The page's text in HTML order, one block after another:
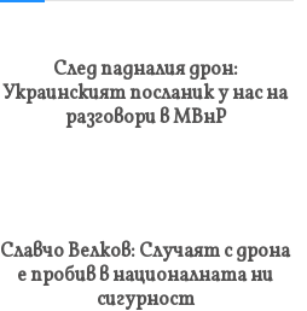
След падналия дрон:
Украинският посланик у нас на
разговори в МВнР
Славчо Велков: Случаят с дрона
е пробив в националната ни
сигурност